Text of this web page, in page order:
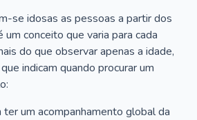
se idosas as pessoas a partir dos
conceito que varia para cada
do que observar apenas a idade,
indicam quando procurar um
um acompanhamento global da